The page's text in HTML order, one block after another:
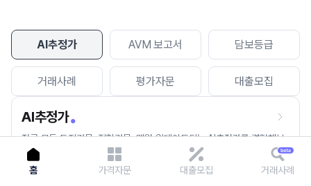
AI추정가 AVM 보고서 담보등급
거래사례 평가자문 대출모집
AI추정가
전국 모든 토지건물, 집합건물, 매월 업데이트되는 AI추정가를 경험해보
세요.
홈 가격자문 대출모집 거래사례